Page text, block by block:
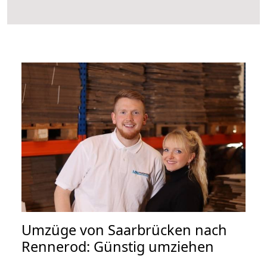
Umzüge von Saarbrücken nach
Rennerod: Günstig umziehen